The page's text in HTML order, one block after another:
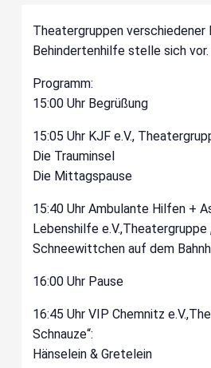
Theatergruppen verschiedener
Behindertenhilfe stelle sich vor.
Programm:
15:00 Uhr Begrüßung
15:05 Uhr KJF e.V.,
Die Trauminsel
Die Mittagspause
15:40 Uhr Ambulante Hilfen +
Lebenshilfe e.V.,Theatergruppe
Schneewittchen auf dem
16:00 Uhr Pause
16:45 Uhr VIP Chemnitz
Schnauze“:
Hänselein & Gretelein